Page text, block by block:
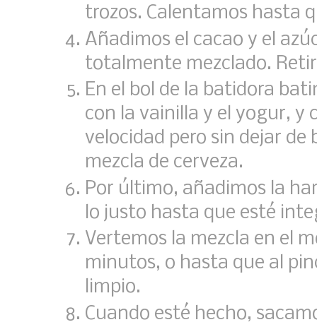
trozos. Calentamos hasta
Añadimos el cacao y el
totalmente mezclado.
En el bol de la batidora
con la vainilla y el yogur, y
velocidad pero sin dejar
mezcla de cerveza.
Por último, añadimos la
lo justo hasta que esté
Vertemos la mezcla en el
minutos, o hasta que al
limpio.
Cuando esté hecho,